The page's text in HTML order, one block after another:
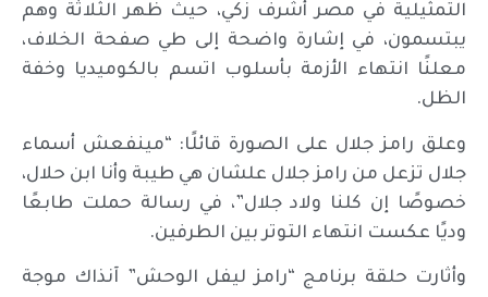
التمثيلية في مصر أشرف زكي، حيث ظهر الثلاثة وهم
يبتسمون، في إشارة واضحة إلى طي صفحة الخلاف،
معلنًا انتهاء الأزمة بأسلوب اتسم بالكوميديا وخفة
الظل.
وعلق رامز جلال على الصورة قائلًا: “مينفعش أسماء
جلال تزعل من رامز جلال علشان هي طيبة وأنا ابن حلال،
خصوصًا إن كلنا ولاد جلال”، في رسالة حملت طابعًا
وديًا عكست انتهاء التوتر بين الطرفين.
وأثارت حلقة برنامج “رامز ليفل الوحش” آنذاك موجة